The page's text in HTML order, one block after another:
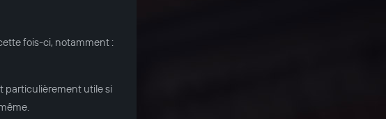
fois-ci, notamment :
particulièrement utile si